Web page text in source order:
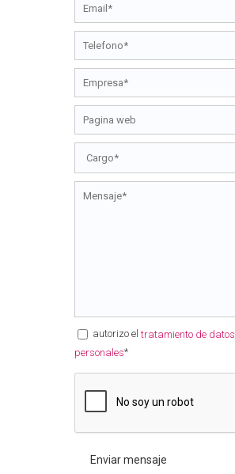
autorizo eltratamiento de datos
personales*